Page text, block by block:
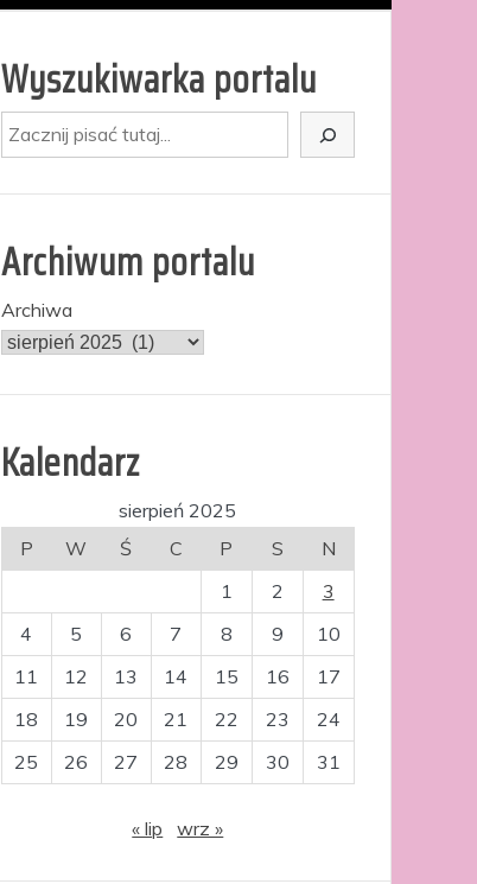
Wyszukiwarka portalu
Szukaj
Archiwum portalu
Archiwa
Kalendarz
sierpień 2025
P
W Ś C P S
N
1
2
3
4
5 6 7 8 9
10
11
12 13 14 15 16
17
18
19 20 21 22 23
24
25
26 27 28 29 30 31
« lip wrz »